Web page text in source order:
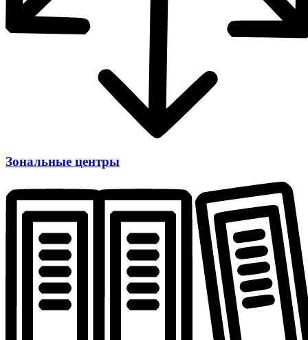
Зональные центры